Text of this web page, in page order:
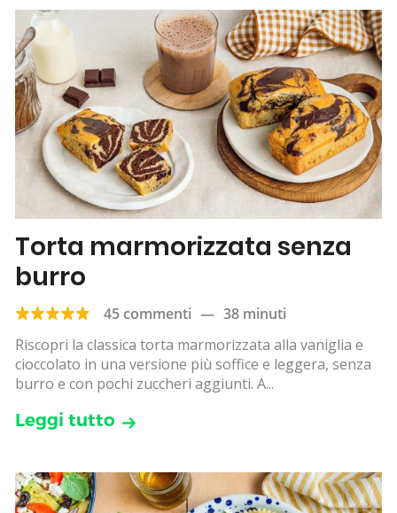
Torta marmorizzata senza
burro
45 commenti — 38 minuti
Riscopri la classica torta marmorizzata alla vaniglia e
cioccolato in una versione più soffice e leggera, senza
burro e con pochi zuccheri aggiunti. A...
Leggi tutto